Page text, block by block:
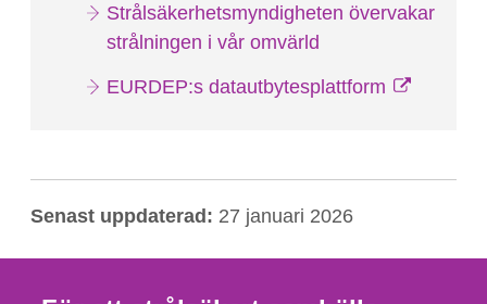
Strålsäkerhetsmyndigheten övervakar
strålningen i vår omvärld
EURDEP:s datautbytesplattform
Senast uppdaterad: 27 januari 2026